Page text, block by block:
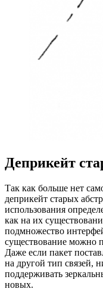
Деприкейт
Так как больше нет
деприкейт старых
использования
как на их
подмножество
существование можно
Даже если пакет
на другой тип связей,
поддерживать
новых.